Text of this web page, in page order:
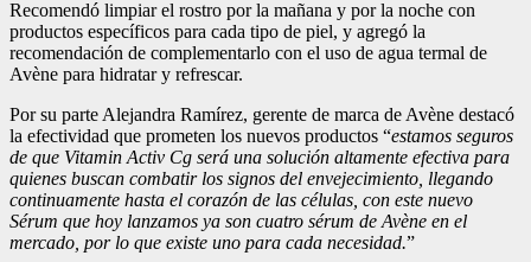
Recomendó limpiar el rostro por la mañana y por la noche con
productos específicos para cada tipo de piel, y agregó la
recomendación de complementarlo con el uso de agua termal de
Avène para hidratar y refrescar.
Por su parte Alejandra Ramírez, gerente de marca de Avène destacó
la efectividad que prometen los nuevos productos “estamos seguros
de que Vitamin Activ Cg será una solución altamente efectiva para
quienes buscan combatir los signos del envejecimiento, llegando
continuamente hasta el corazón de las células, con este nuevo
Sérum que hoy lanzamos ya son cuatro sérum de Avène en el
mercado, por lo que existe uno para cada necesidad.”